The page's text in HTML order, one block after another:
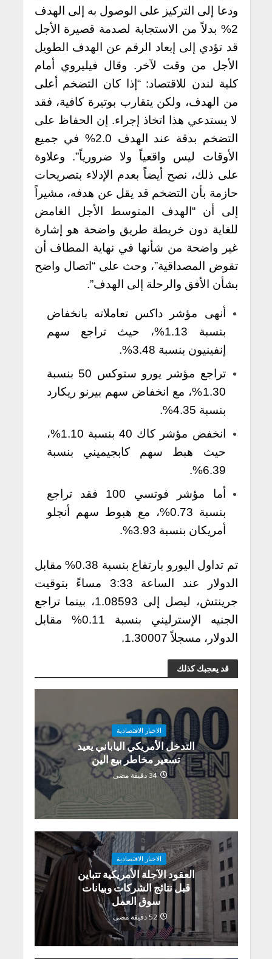
ودعا إلى التركيز على الوصول به إلى الهدف
2% بدلاً من الاستجابة لصدمة قصيرة الأجل
قد تؤدي إلى إبعاد الرقم عن الهدف الطويل
الأجل من وقت لآخر. وقال فيليروي أمام
كلية لندن للاقتصاد: “إذا كان التضخم أعلى
من الهدف، ولكن يتقارب بوتيرة كافية، فقد
لا يستدعي هذا اتخاذ إجراء. إن الحفاظ على
التضخم بدقة عند الهدف 2.0% في جميع
الأوقات ليس واقعياً ولا ضرورياً”. وعلاوة
على ذلك، نصح أيضاً بعدم الإدلاء بتصريحات
حازمة بأن التضخم قد يقل عن هدفه، مشيراً
إلى أن “الهدف المتوسط ​​الأجل الغامض
للغاية دون خريطة طريق واضحة هو إشارة
غير واضحة من شأنها في نهاية المطاف أن
تقوض المصداقية”، وحث على “اتصال واضح
بشأن الأفق والرحلة إلى الهدف”.
أنهى مؤشر داكس تعاملاته بانخفاض
بنسبة 1.13%، حيث تراجع سهم
إنفينيون بنسبة 3.48%.
تراجع مؤشر يورو ستوكس 50 بنسبة
1.30%، مع انخفاض سهم بيرنو ريكارد
بنسبة 4.35%.
انخفض مؤشر كاك 40 بنسبة 1.10%،
حيث هبط سهم كابجيميني بنسبة
6.39%.
أما مؤشر فوتسي 100 فقد تراجع
بنسبة 0.73%، مع هبوط سهم أنجلو
أمريكان بنسبة 3.93%.
تم تداول اليورو بارتفاع بنسبة 0.38% مقابل
الدولار عند الساعة 3:33 مساءً بتوقيت
جرينتش، ليصل إلى 1.08593، بينما تراجع
الجنيه الإسترليني بنسبة 0.11% مقابل
الدولار، مسجلاً 1.30007.
قد يعجبك كذلك
الاخبار الاقتصادية
التدخل الأمريكي الياباني يعيد
تسعير مخاطر بيع الين
34 دقيقة مضى
الاخبار الاقتصادية
العقود الآجلة الأمريكية تتباين
قبل نتائج الشركات وبيانات
سوق العمل
52 دقيقة مضى